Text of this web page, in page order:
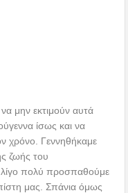
μην εκτιμούν αυτά
ίσως και να
χρόνο. Γεννηθήκαμε
ζωής του
πολύ προσπαθούμε
μας. Σπάνια όμως